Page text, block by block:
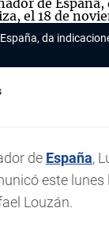
da
de España,
este
Louzán.